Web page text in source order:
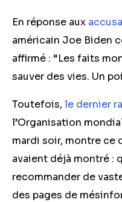
En réponse aux
américain Joe Biden
affirmé : “Les faits
sauver des vies. Un
Toutefois, le dernier
l’Organisation
mardi soir, montre ce
avaient déjà montré :
recommander de
des pages de